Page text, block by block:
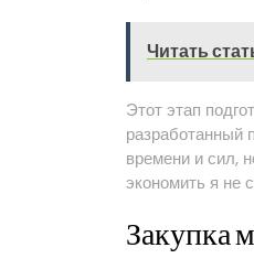
Читать
Этот этап
разработанный
времени и сил,
экономить я не
Закупка